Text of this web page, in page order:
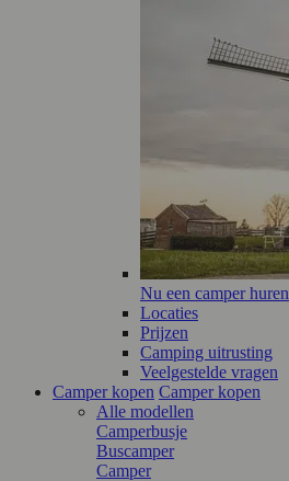
Nu een camper huren
Locaties
Prijzen
Camping uitrusting
Veelgestelde vragen
Camper kopen Camper kopen
Alle modellen
Camperbusje
Buscamper
Camper